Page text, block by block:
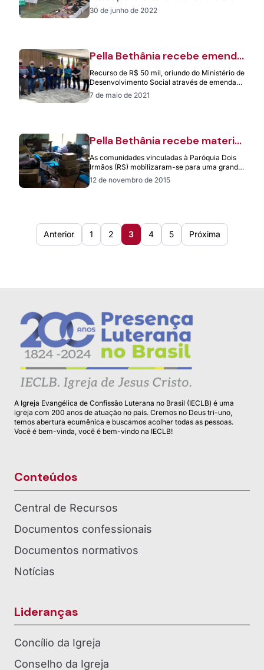
nova edição no próximo mês. A Feira de
Roupas…
30 de junho de 2022
Pella Bethânia recebe emenda
para execução de projeto de
saúde e nutrição
Recurso de R$ 50 mil, oriundo do Ministério de
Desenvolvimento Social através de emenda
parlamentar do deputado federal Pedro
Westphalen,…
7 de maio de 2021
Pella Bethânia recebe material
arrecadado na campanha 95
Boas Ações
As comunidades vinculadas à Paróquia Dois
Irmãos (RS) mobilizaram-se para uma grande
ação, motivada pela Campanha das 95 Boas
Ações,…
12 de novembro de 2015
Anterior 1 2 3 4 5 Próxima
A Igreja Evangélica de Confissão Luterana no Brasil (IECLB) é uma
igreja com 200 anos de atuação no país. Cremos no Deus tri-uno,
temos abertura ecumênica e buscamos acolher todas as pessoas.
Você é bem-vinda, você é bem-vindo na IECLB!
Conteúdos
Central de Recursos
Documentos confessionais
Documentos normativos
Notícias
Lideranças
Concílio da Igreja
Conselho da Igreja